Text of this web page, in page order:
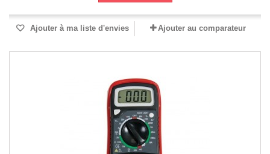
Ajouter à ma liste d'envies Ajouter au comparateur